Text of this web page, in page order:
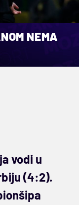
NEMA
vodi u
(4:2).